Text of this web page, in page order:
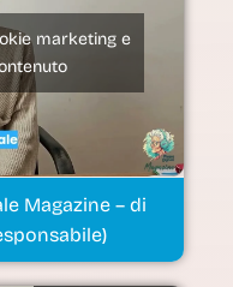
marketing e
Magazine – di